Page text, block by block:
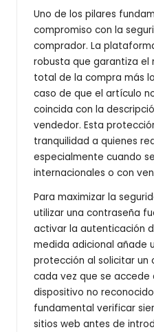
Uno de los pilares
compromiso con la
comprador. La
robusta que garantiza el
total de la compra más
caso de que el artículo
coincida con la
vendedor. Esta
tranquilidad a quienes
especialmente cuando
internacionales o con
Para maximizar la
utilizar una contraseña
activar la autenticación
medida adicional añade
protección al solicitar un
cada vez que se accede
dispositivo no
fundamental verificar
sitios web antes de